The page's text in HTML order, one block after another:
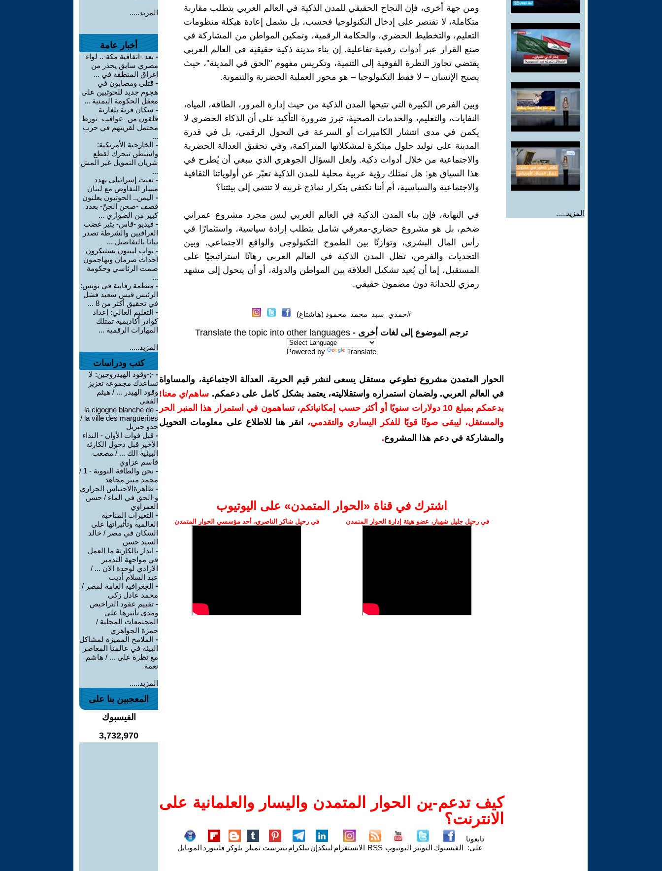
المزيد.....
ومن جهة أخرى، فإن النجاح الحقيقي للمدن الذكية في العالم العربي يتطلب مقاربة
متكاملة، لا تقتصر على إدخال التكنولوجيا فحسب، بل تشمل إعادة هيكلة منظومات
التعليم، والتخطيط الحضري، والحكامة الرقمية، وتمكين المواطن من المشاركة في
صنع القرار عبر أدوات رقمية تفاعلية. إن بناء مدينة ذكية حقيقية في العالم العربي
يقتضي تجاوز النظرة الفوقية إلى التنمية، وتكريس مفهوم "الحق في المدينة"، حيث
يصبح الإنسان – لا فقط التكنولوجيا – هو محور العملية الحضرية والتنموية.
وبين الفرص الكبيرة التي تتيحها المدن الذكية من حيث إدارة المرور، الطاقة، المياه،
النفايات، والتعليم، والخدمات الصحية، تبرز ضرورة التأكيد على أن الذكاء الحضري لا
يكمن في مدى انتشار الكاميرات أو السرعة في التحول الرقمي، بل في قدرة
المدينة على توليد حلول مبتكرة لمشكلاتها المتراكمة، وفي تحقيق العدالة الحضرية
والاجتماعية من خلال أدوات ذكية. ولعل السؤال الجوهري الذي ينبغي أن يُطرح في
هذا السياق هو: هل نمتلك رؤية عربية محلية للمدن الذكية تعبّر عن أولوياتنا الثقافية
والاجتماعية والسياسية، أم أننا نكتفي بتكرار نماذج غربية لا تنتمي إلى بيئتنا؟
في النهاية، فإن بناء المدن الذكية في العالم العربي ليس مجرد مشروع عمراني
ضخم، بل هو مشروع حضاري-معرفي شامل يتطلب إرادة سياسية، واستثمارًا في
رأس المال البشري، وتوازنًا بين الطموح التكنولوجي والواقع الاجتماعي. وبين
التحديات والفرص، تظل المدن الذكية في العالم العربي رهانًا استراتيجيًا على
المستقبل، إما أن يُعيد تشكيل العلاقة بين المواطن والدولة، أو أن يتحول إلى مشهد
رمزي للحداثة دون مضمون حقيقي.
#حمدي_سيد_محمد_محمود (هاشتاغ)
ترجم الموضوع إلى لغات أخرى - Translate the topic into other languages
Powered by Translate
الحوار المتمدن مشروع تطوعي مستقل يسعى لنشر قيم الحرية، العدالة الاجتماعية، والمساواة
في العالم العربي. ولضمان استمراره واستقلاليته، يعتمد بشكل كامل على دعمكم. ساهم/ي معنا!
بدعمكم بمبلغ 10 دولارات سنويًا أو أكثر حسب إمكانياتكم، تساهمون في استمرار هذا المنبر الحر
والمستقل، ليبقى صوتًا قويًا للفكر اليساري والتقدمي،
انقر هنا للاطلاع على معلومات التحويل
والمشاركة في دعم هذا المشروع.
اشترك في قناة ‫«الحوار المتمدن» على اليوتيوب
في رحيل جليل شهباز، عضو هيئة إدارة الحوار المتمدن في رحيل شاكر الناصري، أحد مؤسسي الحوار المتمدن
كيف تدعم-ين الحوار المتمدن واليسار والعلمانية على
الانترنت؟
تابعونا
على: الفيسبوك التويتر اليوتيوب RSS الانستغرام لينكدإنتيلكرام بنترست تمبلر بلوكر فليبورد الموبايل
المزيد.....
أخبار عامة
- بعد -اتفاقية مكة-.. لواء
مصري سابق يحذر من
إغراق المنطقة في ...
- قتلى ومصابون في
هجوم جديد للحوثيين على
معقل الحكومة اليمنية ...
- سكان قرية بلغارية
قلقون من -عواقب- تورط
محتمل لقريتهم في حرب
...
- الخارجية الأمريكية:
واشنطن تتحرك لقطع
شريان التمويل غير المش
...
- تعنت إسرائيلي يهدد
مسار التفاوض مع لبنان
- اليمن.. الحوثيون يعلنون
قصف -صحن الجنّ- بعدد
كبير من الصواري ...
- فيديو -قاس- يثير غضب
العراقيين والشرطة تصدر
بيانا بالتفاصيل ...
- نواب ليبيون يستنكرون
أحداث صرمان ويهاجمون
صمت الرئاسي وحكومة
...
- منظمة رقابية في تونس:
الرئيس قيس سعيد فشل
في تحقيق أكثر من 8 ...
- التعليم العالي: إعداد
كوادر أكاديمية تمتلك
المهارات الرقمية ...
المزيد.....
كتب ودراسات
- ‫-;-وقود الهيدروجين: لا
تساعدك مجموعة تعزيز
وقود الهيدر ... / هيثم
الفقى
-
la cigogne blanche de
la ville des marguerites /
جدو جبريل
- قبل فوات الأوان - النداء
الأخير قبل دخول الكارثة
البيئية الك ... / مصعب
قاسم عزاوي
-
نحن والطاقة النووية - 1 /
محمد منير مجاهد
- ظاهرةالاحتباس الحراري
و-الحق في الماء / حسن
العمراوي
- التغيرات المناخية
العالمية وتأثيراتها على
السكان في مصر / خالد
السيد حسن
- انذار بالكارثة ما العمل
في مواجهة التدمير
الارادي لوحدة الان ... /
عبد السلام أديب
- الجغرافية العامة لمصر /
محمد عادل زكى
- تقييم عقود التراخيص
ومدى تأثيرها على
المجتمعات المحلية /
حمزة الجواهري
- الملامح المميزة لمشاكل
البيئة في عالمنا المعاصر
مع نظرة على ... / هاشم
نعمة
المزيد.....
المعجبين بنا على
الفيسبوك
3,732,970